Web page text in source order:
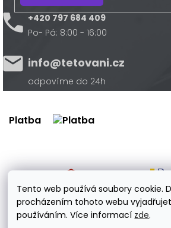
Tento web používá soubory cookie.
procházením tohoto webu
používáním. Více informací zde.
+420 797 684 409
Po- Pá: 8:00 - 16:00
info@tetovani.cz
odpovíme do 24h
Platba
Doprava